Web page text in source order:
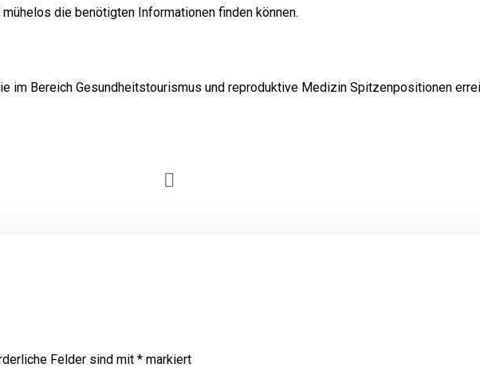
die benötigten Informationen finden können.
im Bereich Gesundheitstourismus und reproduktive Medizin Spitzenpositionen
Felder sind mit* markiert